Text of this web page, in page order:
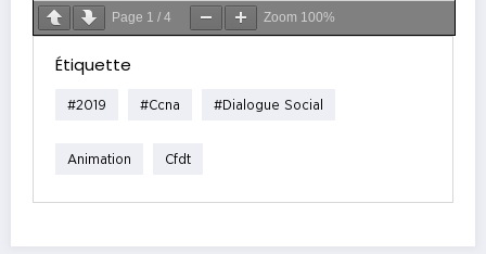
Page 1 / 4 Zoom 100%
Étiquette
#2019 #ccna #dialogue Social
Animation Cfdt